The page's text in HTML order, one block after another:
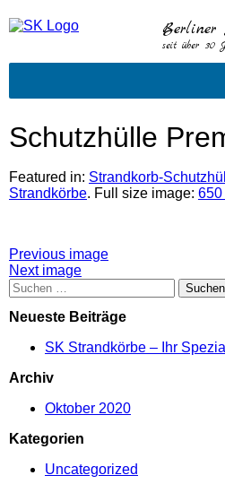
Berliner
seit über 30
Schutzhülle
Featured in: Strandkorb-
Strandkörbe. Full size image: 650
Attachment
post
navigation
Previous image
Next image
Suchen
nach:
Neueste Beiträge
SK Strandkörbe – Ihr
Archiv
Oktober 2020
Kategorien
Uncategorized